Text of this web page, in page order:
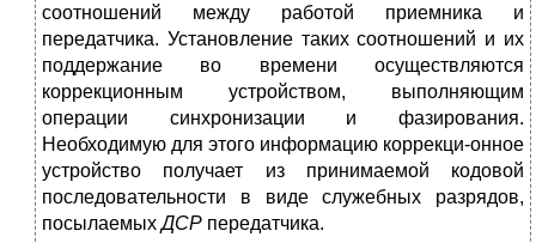
соотношений между рабо­той приемника и
передатчика. Уста­новление таких соотношений и их
поддержание во времени осуществля­ются
коррекционным устройством, выполняющим
операции синхрониза­ции и фазирования.
Необходимую для этого информацию коррекци-онное
устройство получает из прини­маемой кодовой
последовательности в виде служебных разрядов,
посылае­мыхДСР передатчика.